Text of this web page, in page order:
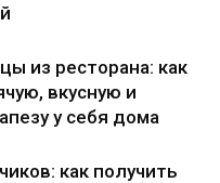
из ресторана: как
вкусную и
у себя дома
как получить